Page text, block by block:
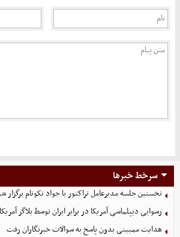
سرخط خبرها
نخستین جلسه مدیرعامل تراکتور با جواد نکونام برگزار
رسوایی دیپلماسی آمریکا در برابر ایران توسط بلاگر
هدایت ممبینی بدون پاسخ به سوالات خبرنگاران رفت